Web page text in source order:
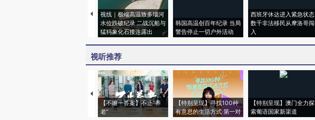
视线｜极端高温致多瑙河
水位跌破纪录 二战沉船与
猛犸象化石接连露出
韩国高温创百年纪录 当局
警告停止一切户外活动
西班牙休达进入紧急状态
数千非法移民从摩洛哥闯
入
视听推荐
【不唯一答案】不止“养
老”
【特别呈现】寻找100种
有意思的生活方式·第一对
【特别呈现】澳门全力探
索葡语国家新渠道